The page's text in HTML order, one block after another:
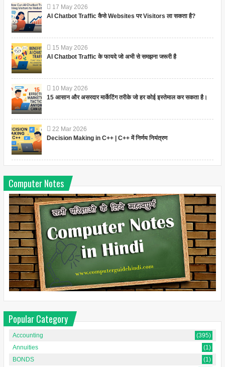
17 May 2026
AI Chatbot Traffic कैसे Websites पर Visitors ला सकता है?
15 May 2026
AI Chatbot Traffic के फायदे जो अभी से समझना जरूरी है
10 May 2026
15 आसान और असरदार मार्केटिंग तरीके जो हर कोई इस्तेमाल कर सकता है।
22 Mar 2026
Decision Making in C++ | C++ में निर्णय नियंत्रण
Computer Notes
Popular Category
Accounting
(395)
Annuities
(1)
BONDS
(1)